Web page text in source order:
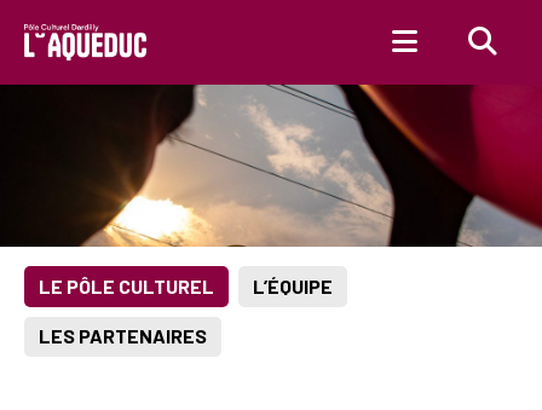
LE PÔLE CULTUREL L’ÉQUIPE
LES PARTENAIRES